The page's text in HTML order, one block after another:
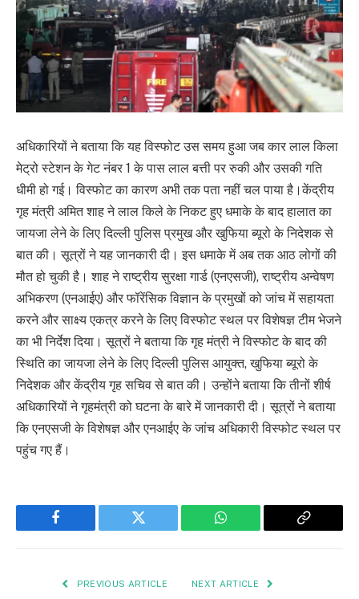
अधिकारियों ने बताया कि यह विस्फोट उस समय हुआ जब कार लाल किला
मेट्रो स्टेशन के गेट नंबर 1 के पास लाल बत्ती पर रुकी और उसकी गति
धीमी हो गई। विस्फोट का कारण अभी तक पता नहीं चल पाया है।केंद्रीय
गृह मंत्री अमित शाह ने लाल किले के निकट हुए धमाके के बाद हालात का
जायजा लेने के लिए दिल्ली पुलिस प्रमुख और खुफिया ब्यूरो के निदेशक से
बात की। सूत्रों ने यह जानकारी दी। इस धमाके में अब तक आठ लोगों की
मौत हो चुकी है। शाह ने राष्ट्रीय सुरक्षा गार्ड (एनएसजी), राष्ट्रीय अन्वेषण
अभिकरण (एनआईए) और फॉरेंसिक विज्ञान के प्रमुखों को जांच में सहायता
करने और साक्ष्य एकत्र करने के लिए विस्फोट स्थल पर विशेषज्ञ टीम भेजने
का भी निर्देश दिया। सूत्रों ने बताया कि गृह मंत्री ने विस्फोट के बाद की
स्थिति का जायजा लेने के लिए दिल्ली पुलिस आयुक्त, खुफिया ब्यूरो के
निदेशक और केंद्रीय गृह सचिव से बात की। उन्होंने बताया कि तीनों शीर्ष
अधिकारियों ने गृहमंत्री को घटना के बारे में जानकारी दी। सूत्रों ने बताया
कि एनएसजी के विशेषज्ञ और एनआईए के जांच अधिकारी विस्फोट स्थल पर
पहुंच गए हैं।
Facebook Twitter WhatsApp
Copy
PREVIOUS ARTICLE NEXT ARTICLE